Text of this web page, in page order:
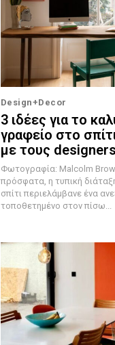
Design+Decor
3 ιδέες για το
γραφείο στο
με τους designers
Φωτογραφία: Malcolm Brown
πρόσφατα, η τυπική
σπίτι περιελάμβανε ένα
τοποθετημένο στον πίσω...